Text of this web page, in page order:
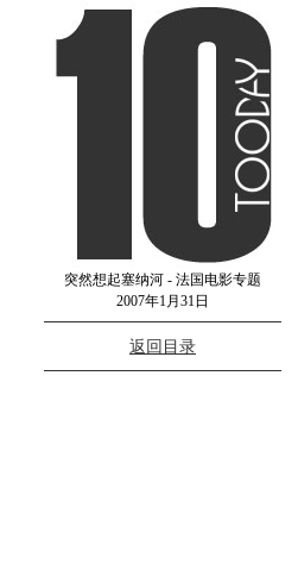
突然想起塞纳河 - 法国电影专题
2007年1月31日
返回目录